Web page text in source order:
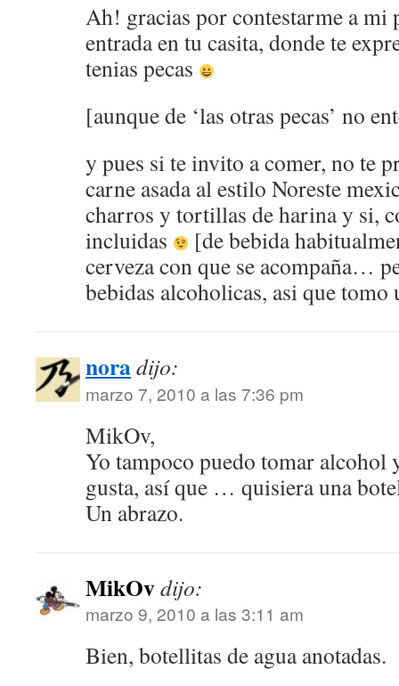
Ah! gracias por contestarme a mi
entrada en tu casita, donde te
tenias pecas
[aunque de ‘las otras pecas’ no
y pues si te invito a comer, no te
carne asada al estilo Noreste
charros y tortillas de harina y si,
incluidas
[de bebida
cerveza con que se acompaña…
bebidas alcoholicas, asi que
noradijo:
marzo 7, 2010 a las 7:36 pm
MikOv,
Yo tampoco puedo tomar alcohol
gusta, así que … quisiera una
Un abrazo.
MikOvdijo:
marzo 9, 2010 a las 3:11 am
Bien, botellitas de agua anotadas.